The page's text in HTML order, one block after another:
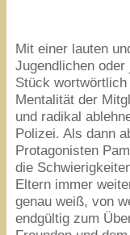
Mit einer lauten
Jugendlichen oder
Stück
Mentalität der
und radikal
Polizei. Als dann
Protagonisten
die
Eltern immer
genau weiß, von
endgültig zum